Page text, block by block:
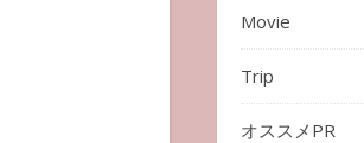
Movie
Trip
オススメPR